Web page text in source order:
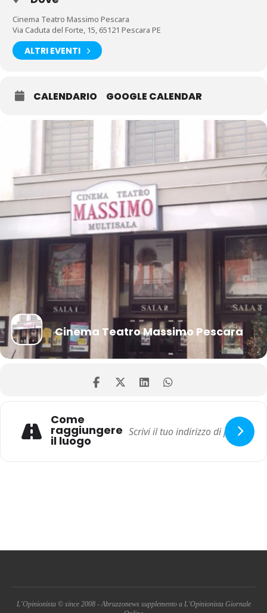
Cinema Teatro Massimo Pescara
Via Caduta del Forte, 15, 65121 Pescara PE
ALTRI EVENTI
CALENDARIO GOOGLE CALENDAR
Cinema Teatro Massimo Pescara
Come
raggiungere
il luogo
L'Opinionista © since 2008 - Abruzzonews supplemento a L'Opinionista Giornale